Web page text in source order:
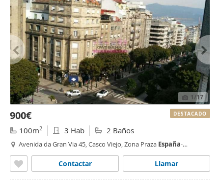
1/17
900€
100m2 3 Hab 2 Baños
Avenida da Gran Via 45, Casco Viejo, Zona Praza España-
Llamar
Contactar
DESTACADO